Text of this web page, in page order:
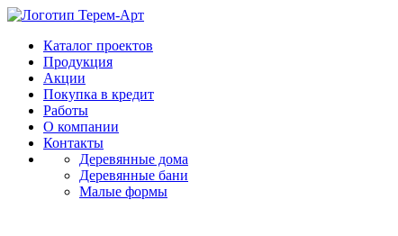
Каталог проектов
Продукция
Акции
Покупка в кредит
Работы
О компании
Контакты
Деревянные дома
Деревянные бани
Малые формы